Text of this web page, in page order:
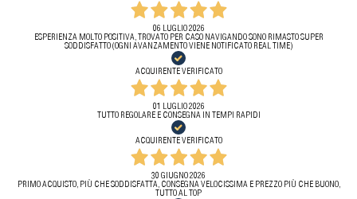
06 LUGLIO 2026
ESPERIENZA MOLTO POSITIVA, TROVATO PER CASO NAVIGANDO SONO RIMASTO SUPER
SODDISFATTO (OGNI AVANZAMENTO VIENE NOTIFICATO REAL TIME)
ACQUIRENTE VERIFICATO
01 LUGLIO 2026
TUTTO REGOLARE E CONSEGNA IN TEMPI RAPIDI
ACQUIRENTE VERIFICATO
30 GIUGNO 2026
PRIMO ACQUISTO, PIÙ CHE SODDISFATTA, CONSEGNA VELOCISSIMA E PREZZO PIÙ CHE BUONO,
TUTTO AL TOP